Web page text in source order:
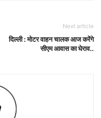
Next article
दिल्ली : मोटर वाहन चालक आज करेंगे
सीएम आवास का घेराव..